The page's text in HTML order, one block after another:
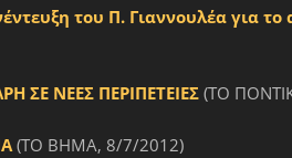
του Π. Γιαννουλέα για
ΣΕ ΝΕΕΣ ΠΕΡΙΠΕΤΕΙΕΣ(ΤΟ
(ΤΟ ΒΗΜΑ, 8/7/2012)